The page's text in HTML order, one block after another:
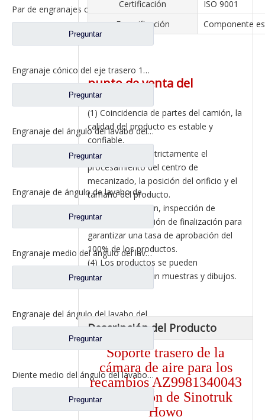
Par de engranajes cónicos de eje medio 15/29 para Ankai & Benz Axle Foton Auman North Benz Beiben Truck repuestos A3463535310
Preguntar
Engranaje cónico del eje trasero 15/29 para Ankai & Benz Axle Foton Auman North Benz Beiben Truck repuestos 24.02.101
Preguntar
Engranaje del ángulo del lavabo del eje trasero para los recambios 81.35199.6532 de Shamcan AulongTruck
Preguntar
Engranaje de ángulo de lavabo de puente medio para Shamcan AulongTruck repuestos DZ9112320689
Preguntar
Engranaje medio del ángulo del lavabo del puente para los recambios WG7121320252 del camión de Sinotruk Steyr
Preguntar
Engranaje del ángulo del lavabo del eje trasero para los recambios del camión de Sinotruk Steyr 199012320177
Preguntar
Diente medio del ángulo del lavabo del puente para los recambios AZ9981320154 del camión de Sinotruk Howo AC16
Preguntar
Certificación
ISO 9001
Especificación
Componente
punto de venta del
producto
(1) Coincidencia de partes del camión, la
calidad del producto es estable y
confiable.
(2) Se requiere estrictamente el
procesamiento del centro de
mecanizado, la posición del orificio y el
tamaño del producto.
(3) Autoinspección, inspección de
patrulla e inspección de finalización para
garantizar una tasa de aprobación del
100% de los productos.
(4) Los productos se pueden
personalizar según muestras y dibujos.
Descripción del Producto
Soporte trasero de la
cámara de aire para los
recambios AZ9981340043
del camión de Sinotruk
Howo